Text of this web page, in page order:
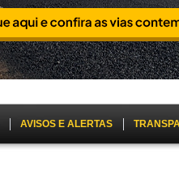
AVISOS E ALERTAS